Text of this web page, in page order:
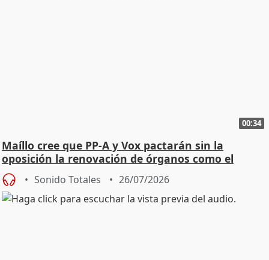
00:34
Maíllo cree que PP-A y Vox pactarán sin la
oposición la renovación de órganos como el
Defensor
Sonido Totales 26/07/2026